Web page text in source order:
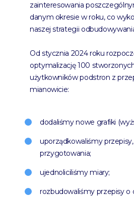
zainteresowania
danym okresie w roku, co
naszej strategii
Od stycznia 2024 roku
optymalizację 100
użytkowników podstron z
mianowicie:
dodaliśmy nowe grafiki
uporządkowaliśmy
przygotowania;
ujednoliciliśmy miary;
rozbudowaliśmy przepisy o